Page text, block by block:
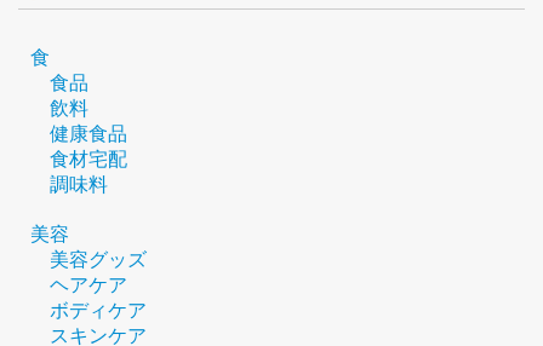
食
食品
飲料
健康食品
食材宅配
調味料
美容
美容グッズ
ヘアケア
ボディケア
スキンケア